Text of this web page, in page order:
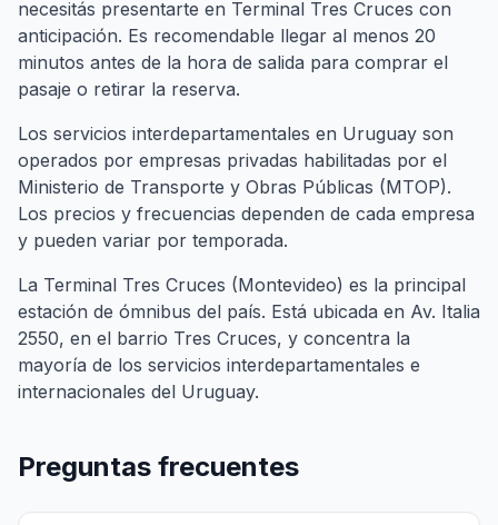
necesitás presentarte en Terminal Tres Cruces con
anticipación. Es recomendable llegar al menos 20
minutos antes de la hora de salida para comprar el
pasaje o retirar la reserva.
Los servicios interdepartamentales en Uruguay son
operados por empresas privadas habilitadas por el
Ministerio de Transporte y Obras Públicas (MTOP).
Los precios y frecuencias dependen de cada empresa
y pueden variar por temporada.
La Terminal Tres Cruces (Montevideo) es la principal
estación de ómnibus del país. Está ubicada en Av. Italia
2550, en el barrio Tres Cruces, y concentra la
mayoría de los servicios interdepartamentales e
internacionales del Uruguay.
Preguntas frecuentes